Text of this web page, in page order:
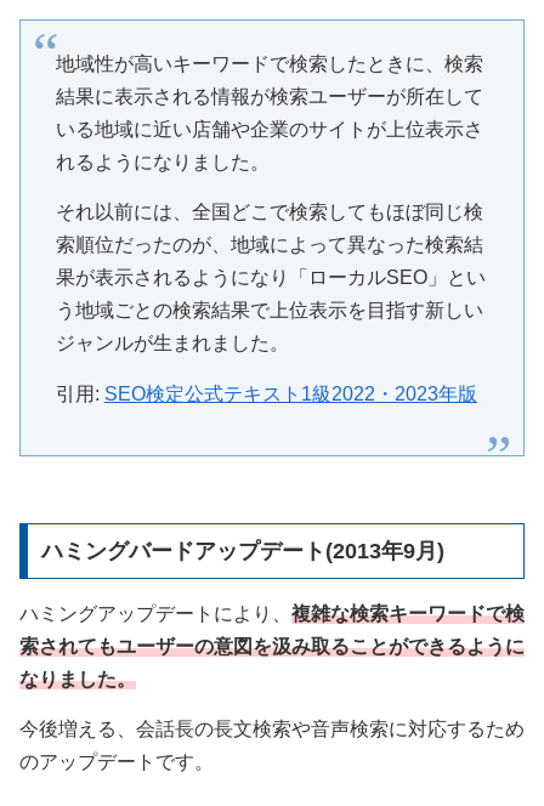
地域性が高いキーワードで検索したときに、検索
結果に表示される情報が検索ユーザーが所在して
いる地域に近い店舗や企業のサイトが上位表示さ
れるようになりました。
それ以前には、全国どこで検索してもほぼ同じ検
索順位だったのが、地域によって異なった検索結
果が表示されるようになり「ローカルSEO」とい
う地域ごとの検索結果で上位表示を目指す新しい
ジャンルが生まれました。
引用: SEO検定公式テキスト1級2022・2023年版
ハミングバードアップデート(2013年9月)
ハミングアップデートにより、 複雑な検索キーワードで検
索されてもユーザーの意図を汲み取ることができるように
なりました。
今後増える、会話長の長文検索や音声検索に対応するため
のアップデートです。